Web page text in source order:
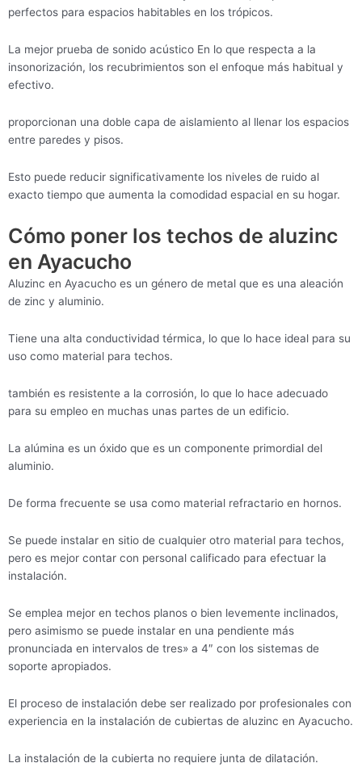
perfectos para espacios habitables en los trópicos.
La mejor prueba de sonido acústico En lo que respecta a la
insonorización, los recubrimientos son el enfoque más habitual y
efectivo.
proporcionan una doble capa de aislamiento al llenar los espacios
entre paredes y pisos.
Esto puede reducir significativamente los niveles de ruido al
exacto tiempo que aumenta la comodidad espacial en su hogar.
Cómo poner los techos de aluzinc
en Ayacucho
Aluzinc en Ayacucho es un género de metal que es una aleación
de zinc y aluminio.
Tiene una alta conductividad térmica, lo que lo hace ideal para su
uso como material para techos.
también es resistente a la corrosión, lo que lo hace adecuado
para su empleo en muchas unas partes de un edificio.
La alúmina es un óxido que es un componente primordial del
aluminio.
De forma frecuente se usa como material refractario en hornos.
Se puede instalar en sitio de cualquier otro material para techos,
pero es mejor contar con personal calificado para efectuar la
instalación.
Se emplea mejor en techos planos o bien levemente inclinados,
pero asimismo se puede instalar en una pendiente más
pronunciada en intervalos de tres» a 4″ con los sistemas de
soporte apropiados.
El proceso de instalación debe ser realizado por profesionales con
experiencia en la instalación de cubiertas de aluzinc en Ayacucho.
La instalación de la cubierta no requiere junta de dilatación.